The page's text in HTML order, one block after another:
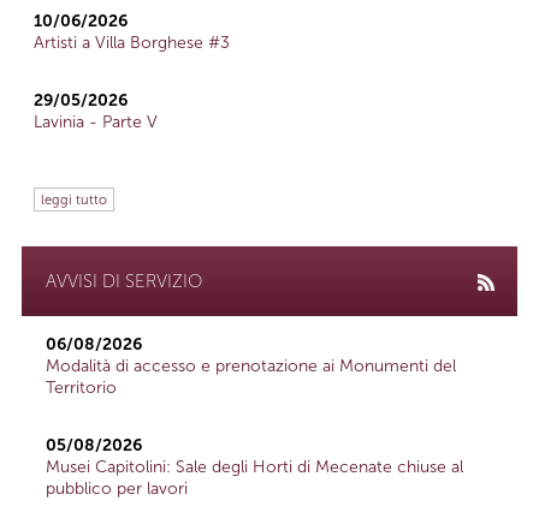
10/06/2026
Artisti a Villa Borghese #3
29/05/2026
Lavinia - Parte V
leggi tutto
AVVISI DI SERVIZIO
06/08/2026
Modalità di accesso e prenotazione ai Monumenti del
Territorio
05/08/2026
Musei Capitolini: Sale degli Horti di Mecenate chiuse al
pubblico per lavori